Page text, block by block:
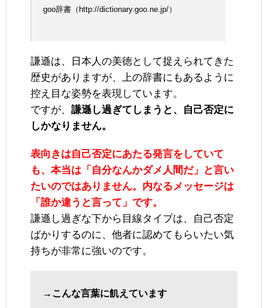
goo辞書（http://dictionary.goo.ne.jp/）
謙遜は、日本人の美徳として捉えられてきた
歴史がありますが、上の辞書にもあるように
控え目な姿勢を表現しています。
ですが、 謙遜し過ぎてしまうと、自己否定に
しかなりません。
表向きは自己否定にあたる発言をしていて
も、本当は「自分なんかダメ人間だ」と言い
たいのではありません。内なるメッセージは
「誰か違うと言って」です。
謙遜し過ぎな下から目線タイプは、自己否定
ばかりするのに、他者に認めてもらいたい気
持ちが非常に強いのです。
→こんな言葉に飢えています